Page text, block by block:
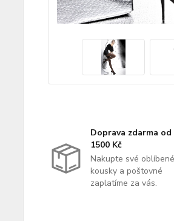
Doprava zdarma od
1500 Kč
Nakupte své oblíbené
kousky a poštovné
zaplatíme za vás.